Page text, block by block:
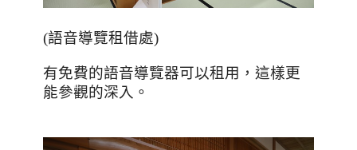
(語音導覽租借處)
有免費的語音導覽器可以租用，這樣更
能參觀的深入。